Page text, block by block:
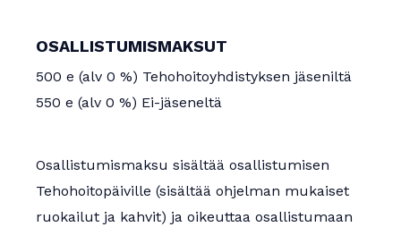
OSALLISTUMISMAKSUT
500 e (alv 0 %) Tehohoitoyhdistyksen jäseniltä
550 e (alv 0 %) Ei-jäseneltä
Osallistumismaksu sisältää osallistumisen
Tehohoitopäiville (sisältää ohjelman mukaiset
ruokailut ja kahvit) ja oikeuttaa osallistumaan